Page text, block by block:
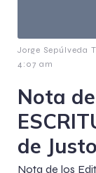
Jorge Sepúlveda
4:07 am
Nota
de
Nota de los